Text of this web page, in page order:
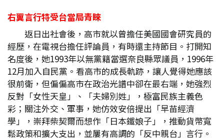
右翼言行特受台當局青睞
返日出社會後，高市就以曾擔任美國國會研究員的
經歷，在電視台擔任評論員，有時還主持節目。打開知
名度後，她1993年以無黨籍當選奈良縣眾議員，1996年
12月加入自民黨。看高市的成長軌跡，讓人覺得她應該
很前衛，但偏偏高市在政治光譜中卻在最右端，她強烈
反對「女性天皇」、「夫婦別姓」，極富民族主義色
彩；關注外交、軍事，她仿效安倍提出「早苗經濟
學」，崇拜柴契爾而想作「日本鐵娘子」，推動貨幣寬
鬆政策和擴大支出，並屢有高調的「反中親台」言行。